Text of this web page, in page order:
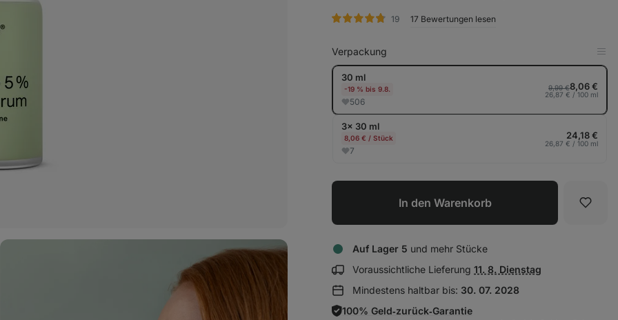
19Bewertungen
17 Bewertungen lesen
Verpackung
in
30 ml
-19 % bis 9.8.
506
9,99 €8,06 €
26,87 € / 100 ml
3× 30 ml
8,06 € / Stück
7
24,18 €
26,87 € / 100 ml
In den Warenkorb
Auf Lager 5 und mehr Stücke
Voraussichtliche Lieferung Lieferinformationen
11. 8. Dienstag
Mindestens haltbar bis: 30. 07. 2028
100% Geld‑zurück‑Garantie